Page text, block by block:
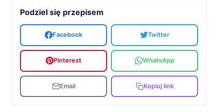
Podziel się przepisem
Facebook Twitter
Pinterest WhatsApp
Email Kopiuj link